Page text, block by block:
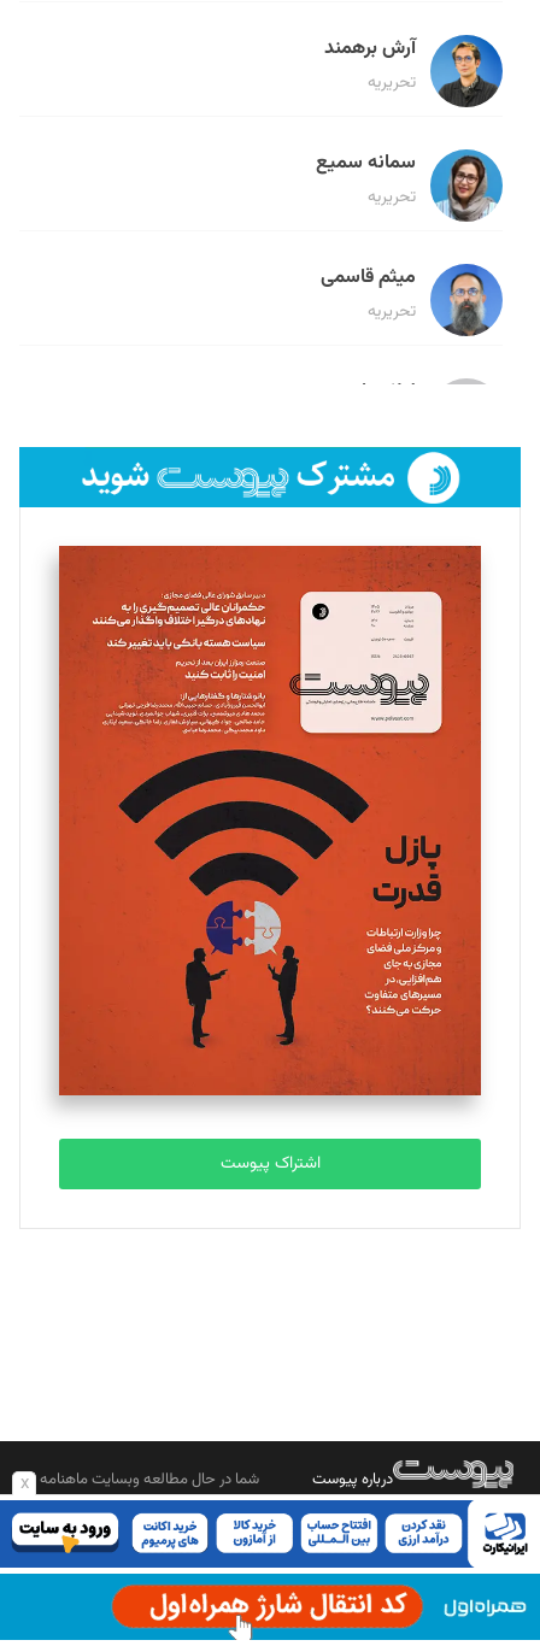
x
آرش برهمند
تحریریه
سمانه سمیع
تحریریه
میثم قاسمی
تحریریه
لیلا حنارود
فائزه فتحی رستمی
تحریریه
سروش کرمیان
تحریریه
مینا پاکدل
یسنا امان‌پور
تحریریه
ملینا جعفری
تحریریه
مصطفی مسجدی آرانی
تحریریه
بابک نقاش
تحریریه
اشتراک پیوست
درباره پیوست
بیشتر بدانید
شما در حال مطالعه وبسایت ماهنامه
پیوست هستید.
صاحب امتیاز: موسسه پرسش (پویندگان راز ستاره شمال)
مدیر مسئول: محمدباقر اثنی‌عشری